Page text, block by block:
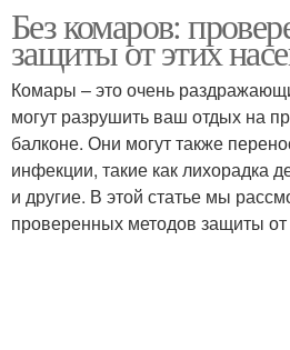
Без комаров:
защиты от этих
Комары – это очень
могут разрушить ваш отдых на
балконе. Они могут также
инфекции, такие как лихорадка
и другие. В этой статье мы
проверенных методов защиты